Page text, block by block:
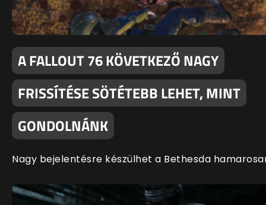
A FALLOUT 76 KÖVETKEZŐ NAGY
FRISSÍTÉSE SÖTÉTEBB LEHET, MINT
GONDOLNÁNK
Nagy bejelentésre készülhet a Bethesda